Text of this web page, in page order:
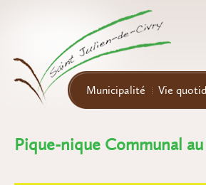
Municipalité Vie
Pique-nique Communal